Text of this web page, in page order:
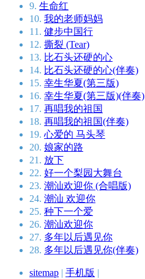
9. 生命红
10. 我的老师妈妈
11. 健步中国行
12. 撕裂 (Tear)
13. 比石头还硬的心
14. 比石头还硬的心(伴奏)
15. 幸生华夏(第三版)
16. 幸生华夏(第三版)(伴奏)
17. 再唱我的祖国
18. 再唱我的祖国(伴奏)
19. 心爱的 马头琴
20. 娘家的路
21. 放下
22. 好一个梨园大舞台
23. 潮汕欢迎你 (合唱版)
24. 潮汕 欢迎你
25. 种下一个爱
26. 潮汕欢迎你
27. 多年以后遇见你
28. 多年以后遇见你(伴奏)
sitemap | 手机版 |